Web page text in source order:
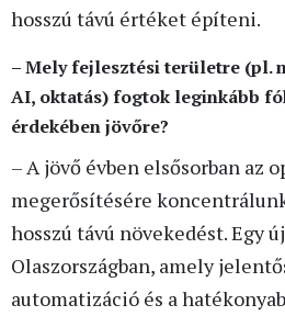
hosszú távú értéket építeni.
– Mely fejlesztési területre (pl.
AI, oktatás) fogtok leginkább
érdekében jövőre?
– A jövő évben elsősorban az
megerősítésére
hosszú távú növekedést. Egy
Olaszországban, amely
automatizáció és a